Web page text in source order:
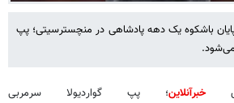
پایان باشکوه یک دهه پادشاهی در منچسترسیتی؛ پپ
می‌شود.
خبرآنلاین؛ پپ گواردیولا سرمربی